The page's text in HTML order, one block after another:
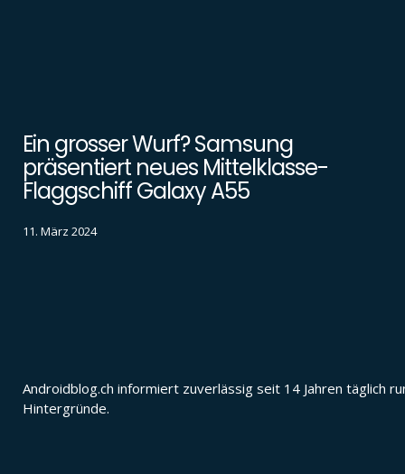
Ein grosser Wurf? Samsung
präsentiert neues Mittelklasse-
Flaggschiff Galaxy A55
11. März 2024
Androidblog.ch informiert zuverlässig seit 14 Jahren täglich
Hintergründe.